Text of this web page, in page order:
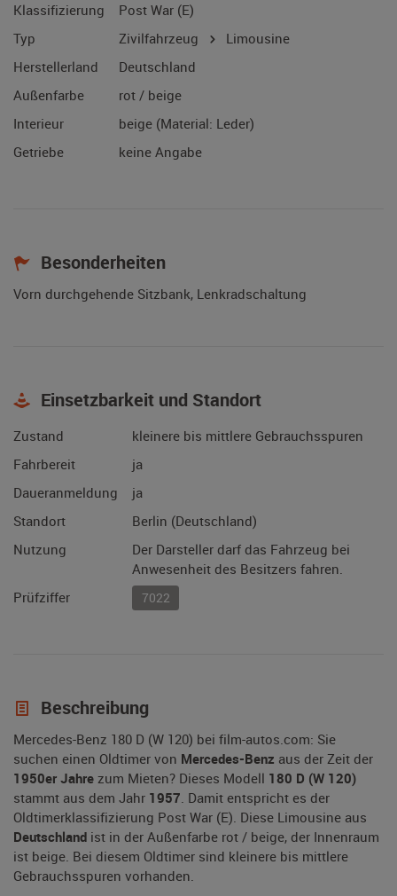
Klassifizierung
Post War (E)
Typ
Zivilfahrzeug
Limousine
Herstellerland
Deutschland
Außenfarbe
rot / beige
Interieur
beige (Material: Leder)
Getriebe
keine Angabe
Besonderheiten
Vorn durchgehende Sitzbank, Lenkradschaltung
Einsetzbarkeit und Standort
Zustand
kleinere bis mittlere Gebrauchsspuren
Fahrbereit
ja
Daueranmeldung
ja
Standort
Berlin (Deutschland)
Nutzung
Der Darsteller darf das Fahrzeug bei
Anwesenheit des Besitzers fahren.
Prüfziffer
7022
Beschreibung
Mercedes-Benz 180 D (W 120) bei film-autos.com: Sie
suchen einen Oldtimer von Mercedes-Benz aus der Zeit der
1950er Jahre zum Mieten? Dieses Modell 180 D (W 120)
stammt aus dem Jahr 1957. Damit entspricht es der
Oldtimerklassifizierung Post War (E). Diese Limousine aus
Deutschland ist in der Außenfarbe rot / beige, der Innenraum
ist beige. Bei diesem Oldtimer sind kleinere bis mittlere
Gebrauchsspuren vorhanden.